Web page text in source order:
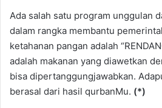
Ada salah satu program unggulan
dalam rangka membantu
ketahanan pangan adalah
adalah makanan yang diawetkan
bisa dipertanggungjawabkan.
berasal dari hasil qurbanMu. (*)